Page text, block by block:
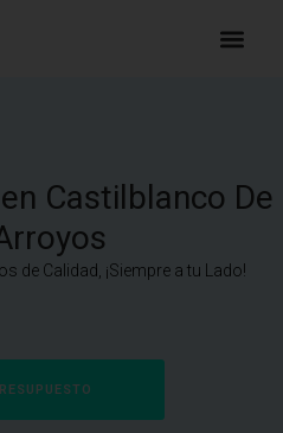
Castilblanco De
de Calidad, ¡Siempre a tu Lado!